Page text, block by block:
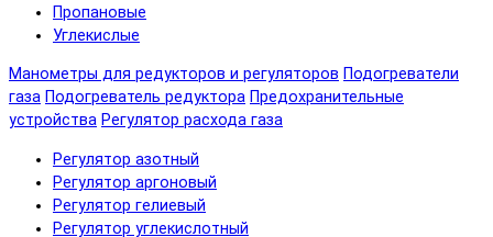
Пропановые
Углекислые
Манометры для редукторов и регуляторов Подогреватели
газа Подогреватель редуктора Предохранительные
устройства Регулятор расхода газа
Регулятор азотный
Регулятор аргоновый
Регулятор гелиевый
Регулятор углекислотный